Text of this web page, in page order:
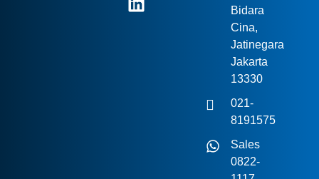
Bidara
Cina,
Jatinegara
Jakarta
13330
021-
8191575
Sales
0822-